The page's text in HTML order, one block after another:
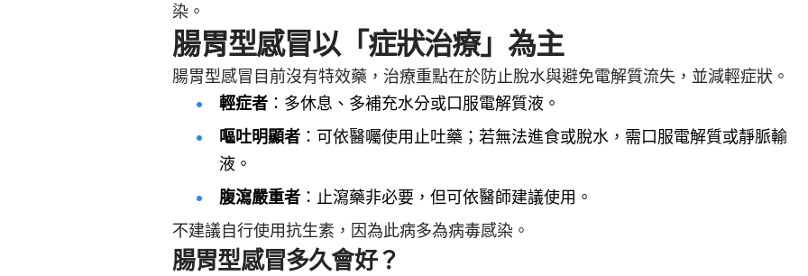
染。
腸胃型感冒以「症狀治療」為主
腸胃型感冒目前沒有特效藥，治療重點在於防止脫水與避免電解質流失，並減輕症狀。
輕症者 ：多休息、多補充水分或口服電解質液。
嘔吐明顯者 ：可依醫囑使用止吐藥；若無法進食或脫水，需口服電解質或靜脈輸
液。
腹瀉嚴重者 ：止瀉藥非必要，但可依醫師建議使用。
不建議自行使用抗生素，因為此病多為病毒感染。
腸胃型感冒多久會好？